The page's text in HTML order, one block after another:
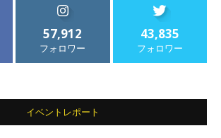
57,912
フォロワー
43,835
フォロワー
イベントレポート